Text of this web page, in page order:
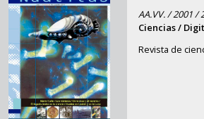
AA.VV. / 2001 /
Ciencias /
Revista de